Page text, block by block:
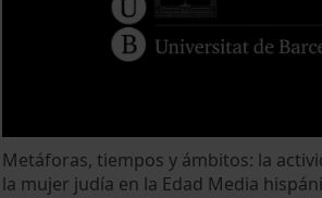
Metáforas, tiempos y ámbitos: la
la mujer judía en la Edad Media